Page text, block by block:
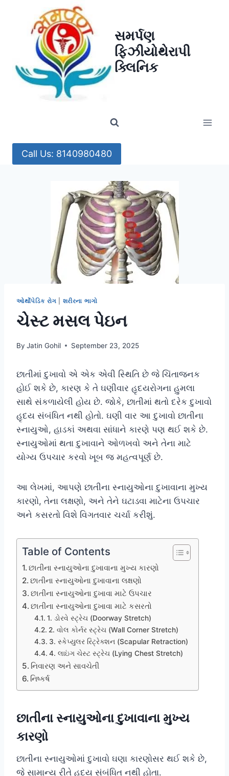
સમર્પણ
ફિઝીયોથેરાપી
ક્લિનિક
Call Us: 8140980480
ઓર્થોપેડિક રોગ શરીરના ભાગો
ચેસ્ટ મસલ પેઇન
By Jatin Gohil September 23, 2025
છાતીમાં દુખાવો એ એક એવી સ્થિતિ છે જે ચિંતાજનક
હોઈ શકે છે, કારણ કે તે ઘણીવાર હૃદયરોગના હુમલા
સાથે સંકળાયેલી હોય છે. જોકે, છાતીમાં થતો દરેક દુખાવો
હૃદય સંબંધિત નથી હોતો. ઘણી વાર આ દુખાવો છાતીના
સ્નાયુઓ, હાડકાં અથવા સાંધાને કારણે પણ થઈ શકે છે.
સ્નાયુઓમાં થતા દુખાવાને ઓળખવો અને તેના માટે
યોગ્ય ઉપચાર કરવો ખૂબ જ મહત્વપૂર્ણ છે.
આ લેખમાં, આપણે છાતીના સ્નાયુઓના દુખાવાના મુખ્ય
કારણો, તેના લક્ષણો, અને તેને ઘટાડવા માટેના ઉપચાર
અને કસરતો વિશે વિગતવાર ચર્ચા કરીશું.
Table of Contents
છાતીના સ્નાયુઓના દુખાવાના મુખ્ય કારણો
છાતીના સ્નાયુઓના દુખાવાના લક્ષણો
છાતીના સ્નાયુઓના દુખાવા માટે ઉપચાર
છાતીના સ્નાયુઓના દુખાવા માટે કસરતો
1. ડોરવે સ્ટ્રેચ (Doorway Stretch)
2. વોલ કોર્નર સ્ટ્રેચ (Wall Corner Stretch)
3. સ્કેપ્યુલર રિટ્રેક્શન (Scapular Retraction)
4. લાઇંગ ચેસ્ટ સ્ટ્રેચ (Lying Chest Stretch)
નિવારણ અને સાવચેતી
નિષ્કર્ષ
છાતીના સ્નાયુઓના દુખાવાના મુખ્ય
કારણો
છાતીના સ્નાયુઓમાં દુખાવો ઘણા કારણોસર થઈ શકે છે,
જે સામાન્ય રીતે હૃદય સંબંધિત નથી હોતા.